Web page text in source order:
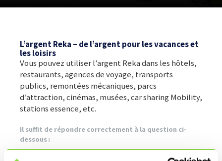
L’argent Reka – de l’argent pour les vacances et
les loisirs
Vous pouvez utiliser l’argent Reka dans les hôtels,
restaurants, agences de voyage, transports
publics, remontées mécaniques, parcs
d’attraction, cinémas, musées, car sharing Mobility,
stations essence, etc.
Il suffit de répondre correctement à la question ci-
dessous :